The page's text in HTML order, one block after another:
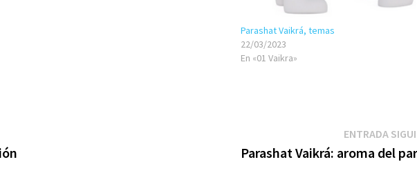
Parashat Vaikrá, temas
22/03/2023
En «01 Vaikra»
ENTRADA
Parashat Vaikrá: aroma del